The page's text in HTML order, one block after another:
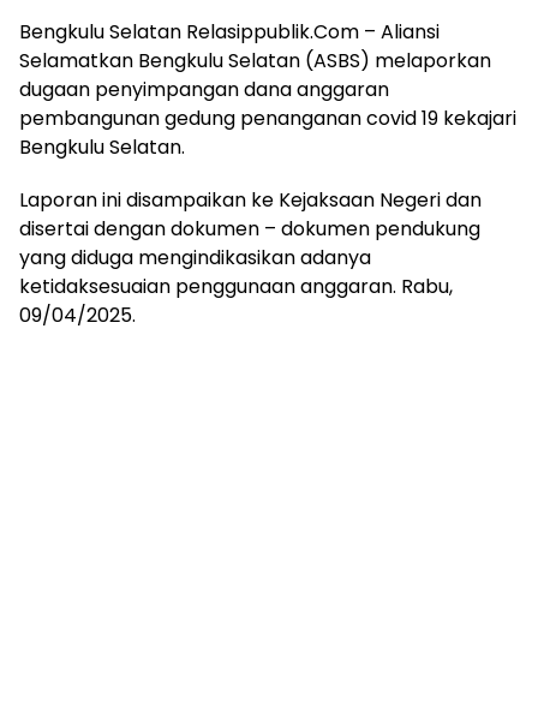
Bengkulu Selatan Relasippublik.Com – Aliansi
Selamatkan Bengkulu Selatan (ASBS) melaporkan
dugaan penyimpangan dana anggaran
pembangunan gedung penanganan covid 19 kekajari
Bengkulu Selatan.
Laporan ini disampaikan ke Kejaksaan Negeri dan
disertai dengan dokumen – dokumen pendukung
yang diduga mengindikasikan adanya
ketidaksesuaian penggunaan anggaran. Rabu,
09/04/2025.